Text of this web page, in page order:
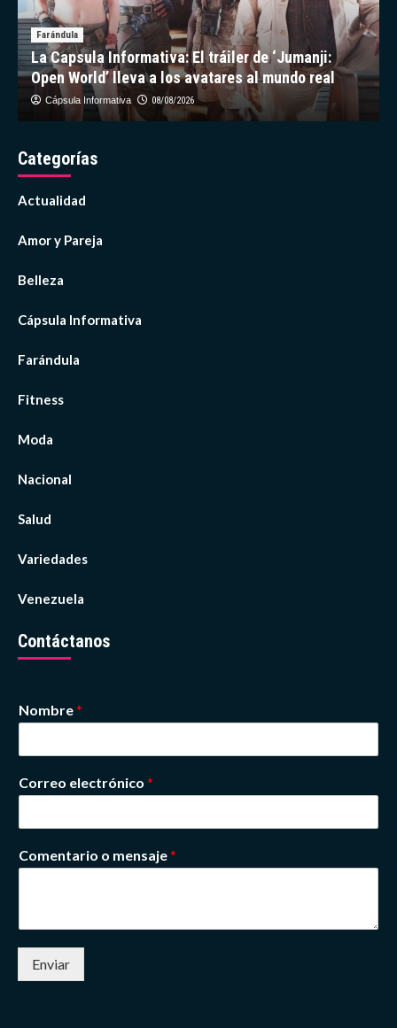
Farándula
La Capsula Informativa: El tráiler de ‘Jumanji:
Open World’ lleva a los avatares al mundo real
Cápsula Informativa 08/08/2026
Categorías
Actualidad
Amor y Pareja
Belleza
Cápsula Informativa
Farándula
Fitness
Moda
Nacional
Salud
Variedades
Venezuela
Contáctanos
Nombre*
Correo electrónico *
Comentario o mensaje*
Enviar